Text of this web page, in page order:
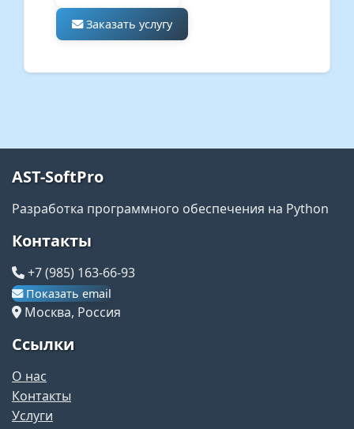
Заказать услугу
AST-SoftPro
Разработка программного обеспечения на Python
Контакты
+7 (985) 163-66-93
Показать email
Москва, Россия
Ссылки
О нас
Контакты
Услуги